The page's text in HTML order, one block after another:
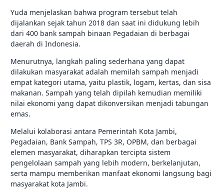
Yuda menjelaskan bahwa program tersebut telah
dijalankan sejak tahun 2018 dan saat ini didukung lebih
dari 400 bank sampah binaan Pegadaian di berbagai
daerah di Indonesia.
Menurutnya, langkah paling sederhana yang dapat
dilakukan masyarakat adalah memilah sampah menjadi
empat kategori utama, yaitu plastik, logam, kertas, dan sisa
makanan. Sampah yang telah dipilah kemudian memiliki
nilai ekonomi yang dapat dikonversikan menjadi tabungan
emas.
Melalui kolaborasi antara Pemerintah Kota Jambi,
Pegadaian, Bank Sampah, TPS 3R, OPBM, dan berbagai
elemen masyarakat, diharapkan tercipta sistem
pengelolaan sampah yang lebih modern, berkelanjutan,
serta mampu memberikan manfaat ekonomi langsung bagi
masyarakat kota Jambi.